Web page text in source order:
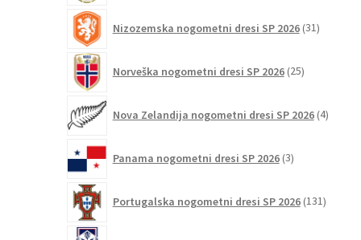
Nizozemska nogometni dresi SP 2026 31izdelkov
Norveška nogometni dresi SP 2026 25izdelkov
Nova Zelandija nogometni dresi SP 2026 4izdelki
Panama nogometni dresi SP 2026 3izdelki
Portugalska nogometni dresi SP 2026 131